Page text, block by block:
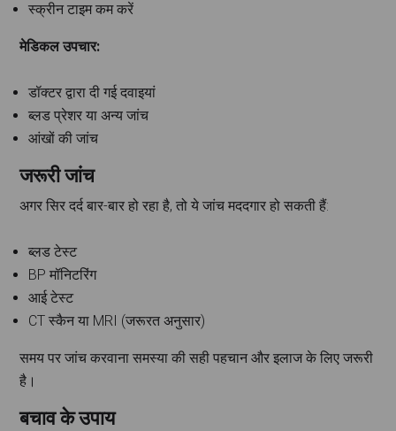
स्क्रीन टाइम कम करें
मेडिकल उपचार:
डॉक्टर द्वारा दी गई दवाइयां
ब्लड प्रेशर या अन्य जांच
आंखों की जांच
जरूरी जांच
अगर सिर दर्द बार-बार हो रहा है, तो ये जांच मददगार हो सकती हैं:
ब्लड टेस्ट
BP मॉनिटरिंग
आई टेस्ट
CT स्कैन या MRI (जरूरत अनुसार)
समय पर जांच करवाना समस्या की सही पहचान और इलाज के लिए जरूरी
है।
बचाव के उपाय